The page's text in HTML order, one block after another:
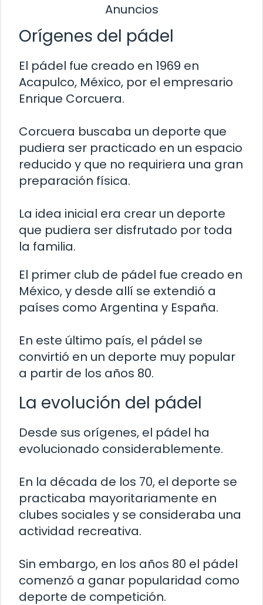
Anuncios
Orígenes del pádel
El pádel fue creado en 1969 en
Acapulco, México, por el empresario
Enrique Corcuera.
Corcuera buscaba un deporte que
pudiera ser practicado en un espacio
reducido y que no requiriera una gran
preparación física.
La idea inicial era crear un deporte
que pudiera ser disfrutado por toda
la familia.
El primer club de pádel fue creado en
México, y desde allí se extendió a
países como Argentina y España.
En este último país, el pádel se
convirtió en un deporte muy popular
a partir de los años 80.
La evolución del pádel
Desde sus orígenes, el pádel ha
evolucionado considerablemente.
En la década de los 70, el deporte se
practicaba mayoritariamente en
clubes sociales y se consideraba una
actividad recreativa.
Sin embargo, en los años 80 el pádel
comenzó a ganar popularidad como
deporte de competición.